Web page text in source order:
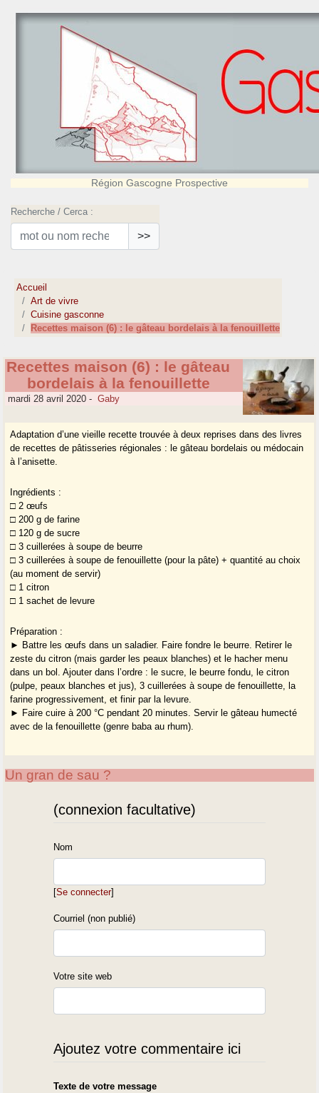
Région Gascogne Prospective
Recherche / Cerca :
>>
Accueil
Art de vivre
Cuisine gasconne
Recettes maison (6) : le gâteau bordelais à la fenouillette
Recettes maison (6) : le gâteau
bordelais à la fenouillette
mardi 28 avril 2020 - Gaby
Adaptation d’une vieille recette trouvée à deux reprises dans des livres
de recettes de pâtisseries régionales : le gâteau bordelais ou médocain
à l’anisette.
Ingrédients :
□ 2 œufs
□ 200 g de farine
□ 120 g de sucre
□ 3 cuillerées à soupe de beurre
□ 3 cuillerées à soupe de fenouillette (pour la pâte) + quantité au choix
(au moment de servir)
□ 1 citron
□ 1 sachet de levure
Préparation :
► Battre les œufs dans un saladier. Faire fondre le beurre. Retirer le
zeste du citron (mais garder les peaux blanches) et le hacher menu
dans un bol. Ajouter dans l’ordre : le sucre, le beurre fondu, le citron
(pulpe, peaux blanches et jus), 3 cuillerées à soupe de fenouillette, la
farine progressivement, et finir par la levure.
► Faire cuire à 200 °C pendant 20 minutes. Servir le gâteau humecté
avec de la fenouillette (genre baba au rhum).
Un gran de sau ?
(connexion facultative)
Nom
[Se connecter]
Courriel (non publié)
Votre site web
Ajoutez votre commentaire ici
Texte de votre message